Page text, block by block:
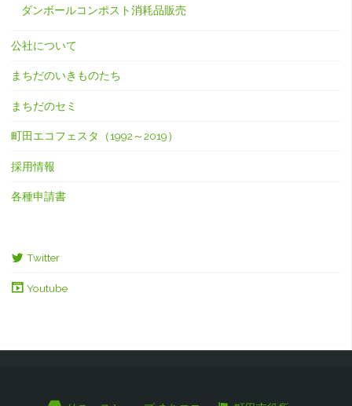
ダンボールコンポスト消耗品販売
公社について
まちだのいきものたち
まちだのセミ
町田エコフェスタ（1992～2019）
採用情報
各種申請書
Twitter
Youtube